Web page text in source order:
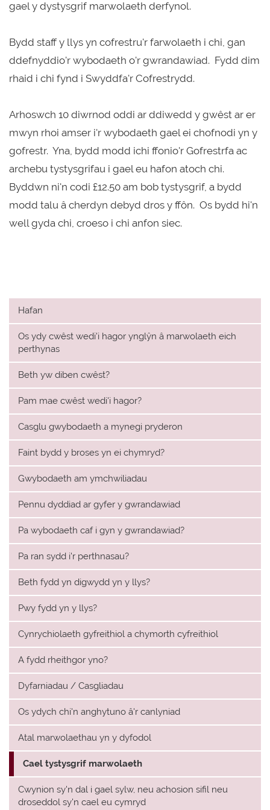
gael y dystysgrif marwolaeth derfynol.
Bydd staff y llys yn cofrestru'r farwolaeth i chi, gan
ddefnyddio'r wybodaeth o'r gwrandawiad. Fydd dim
rhaid i chi fynd i Swyddfa'r Cofrestrydd.
Arhoswch 10 diwrnod oddi ar ddiwedd y gwêst ar er
mwyn rhoi amser i'r wybodaeth gael ei chofnodi yn y
gofrestr. Yna, bydd modd ichi ffonio'r Gofrestrfa ac
archebu tystysgrifau i gael eu hafon atoch chi.
Byddwn ni'n codi £12.50 am bob tystysgrif, a bydd
modd talu â cherdyn debyd dros y ffôn. Os bydd hi'n
well gyda chi, croeso i chi anfon siec.
Hafan
Os ydy cwêst wedi'i hagor ynglŷn â marwolaeth eich
perthynas
Beth yw diben cwêst?
Pam mae cwêst wedi'i hagor?
Casglu gwybodaeth a mynegi pryderon
Faint bydd y broses yn ei chymryd?
Gwybodaeth am ymchwiliadau
Pennu dyddiad ar gyfer y gwrandawiad
Pa wybodaeth caf i gyn y gwrandawiad?
Pa ran sydd i'r perthnasau?
Beth fydd yn digwydd yn y llys?
Pwy fydd yn y llys?
Cynrychiolaeth gyfreithiol a chymorth cyfreithiol
A fydd rheithgor yno?
Dyfarniadau / Casgliadau
Os ydych chi'n anghytuno â'r canlyniad
Atal marwolaethau yn y dyfodol
Cael tystysgrif marwolaeth
Cwynion sy'n dal i gael sylw, neu achosion sifil neu
droseddol sy'n cael eu cymryd